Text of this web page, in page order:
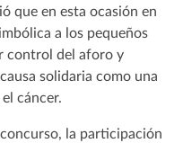
que en esta ocasión en
a los pequeños
control del aforo y
solidaria como una
cáncer.
concurso, la participación